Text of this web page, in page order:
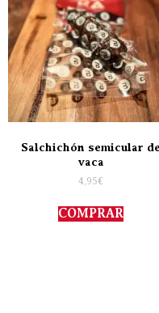
Salchichón semicular de
vaca
4,95€
COMPRAR